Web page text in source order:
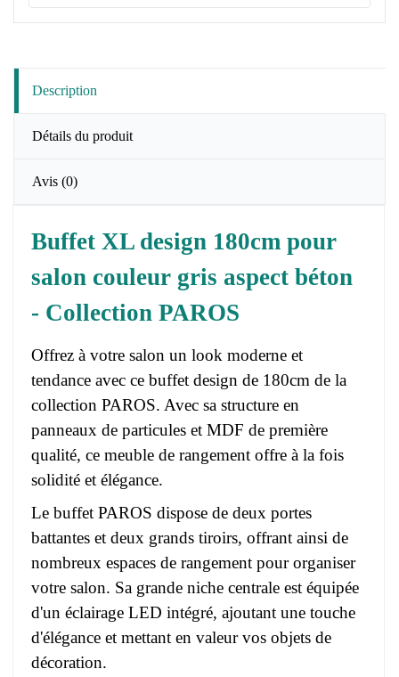
Description
Détails du produit
Avis (0)
Buffet XL design 180cm pour
salon couleur gris aspect béton
- Collection PAROS
Offrez à votre salon un look moderne et
tendance avec ce buffet design de 180cm de la
collection PAROS. Avec sa structure en
panneaux de particules et MDF de première
qualité, ce meuble de rangement offre à la fois
solidité et élégance.
Le buffet PAROS dispose de deux portes
battantes et deux grands tiroirs, offrant ainsi de
nombreux espaces de rangement pour organiser
votre salon. Sa grande niche centrale est équipée
d'un éclairage LED intégré, ajoutant une touche
d'élégance et mettant en valeur vos objets de
décoration.